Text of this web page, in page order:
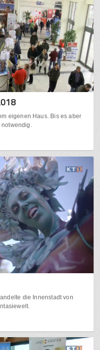
eigenen Haus. Bis es aber
notwendig.
die Innenstadt von